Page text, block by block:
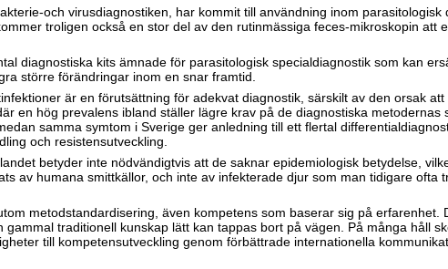
och virusdiagnostiken, har kommit till användning inom
troligen också en stor del av den rutinmässiga feces-mikroskopin
diagnostiska kits ämnade för parasitologisk specialdiagnostik som kan
större förändringar inom en snar framtid.
är en förutsättning för adekvat diagnostik, särskilt av den orsak
en hög prevalens ibland ställer lägre krav på de diagnostiska
samma symtom i Sverige ger anledning till ett flertal
och resistensutveckling.
betyder inte nödvändigtvis att de saknar epidemiologisk betydelse,
av humana smittkällor, och inte av infekterade djur som man tidigare
metodstandardisering, även kompetens som baserar sig på
traditionell kunskap lätt kan tappas bort på vägen. På många håll
till kompetensutveckling genom förbättrade internationella